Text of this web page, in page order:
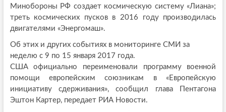
Минобороны РФ создает космическую систему «Лиана»;
треть космических пусков в 2016 году производилась
двигателями «Энергомаш».
Об этих и других событиях в мониторинге СМИ за
неделю с 9 по 15 января 2017 года.
США официально переименовали программу военной
помощи европейским союзникам в «Европейскую
инициативу сдерживания», сообщил глава Пентагона
Эштон Картер, передает РИА Новости.